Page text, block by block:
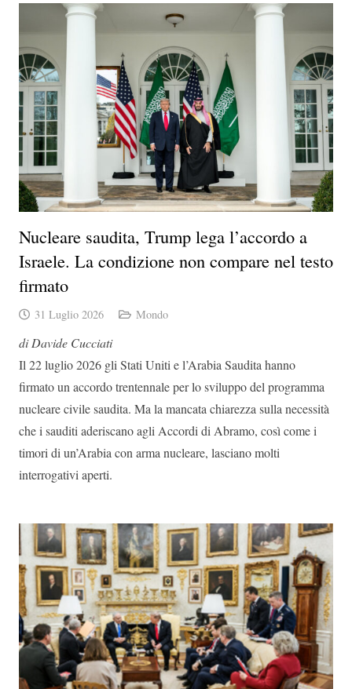
Nucleare saudita, Trump lega l’accordo a
Israele. La condizione non compare nel testo
firmato
31 Luglio 2026 Mondo
di Davide Cucciati
Il 22 luglio 2026 gli Stati Uniti e l’Arabia Saudita hanno
firmato un accordo trentennale per lo sviluppo del programma
nucleare civile saudita. Ma la mancata chiarezza sulla necessità
che i sauditi aderiscano agli Accordi di Abramo, così come i
timori di un’Arabia con arma nucleare, lasciano molti
interrogativi aperti.